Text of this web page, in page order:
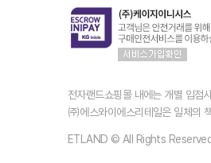
전자랜드쇼핑몰 내에는 개별 입점
㈜에스와이에스리테일은 일체의
ETLAND © All Rights